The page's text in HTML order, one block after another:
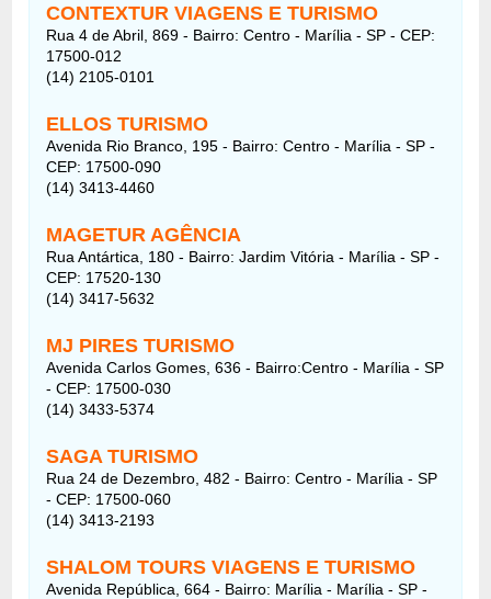
CONTEXTUR VIAGENS E TURISMO
Rua 4 de Abril, 869 - Bairro: Centro - Marília - SP - CEP:
17500-012
(14) 2105-0101
ELLOS TURISMO
Avenida Rio Branco, 195 - Bairro: Centro - Marília - SP -
CEP: 17500-090
(14) 3413-4460
MAGETUR AGÊNCIA
Rua Antártica, 180 - Bairro: Jardim Vitória - Marília - SP -
CEP: 17520-130
(14) 3417-5632
MJ PIRES TURISMO
Avenida Carlos Gomes, 636 - Bairro:Centro - Marília - SP
- CEP: 17500-030
(14) 3433-5374
SAGA TURISMO
Rua 24 de Dezembro, 482 - Bairro: Centro - Marília - SP
- CEP: 17500-060
(14) 3413-2193
SHALOM TOURS VIAGENS E TURISMO
Avenida República, 664 - Bairro: Marília - Marília - SP -